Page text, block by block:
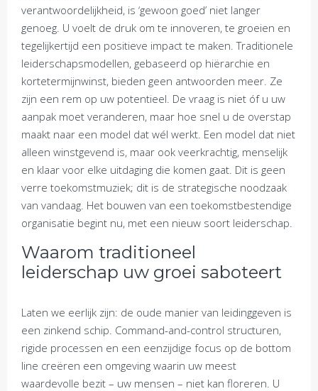
verantwoordelijkheid, is ‘gewoon goed’ niet langer
genoeg. U voelt de druk om te innoveren, te groeien en
tegelijkertijd een positieve impact te maken. Traditionele
leiderschapsmodellen, gebaseerd op hiërarchie en
kortetermijnwinst, bieden geen antwoorden meer. Ze
zijn een rem op uw potentieel. De vraag is niet óf u uw
aanpak moet veranderen, maar hoe snel u de overstap
maakt naar een model dat wél werkt. Een model dat niet
alleen winstgevend is, maar ook veerkrachtig, menselijk
en klaar voor elke uitdaging die komen gaat. Dit is geen
verre toekomstmuziek; dit is de strategische noodzaak
van vandaag. Het bouwen van een toekomstbestendige
organisatie begint nu, met een nieuw soort leiderschap.
Waarom traditioneel
leiderschap uw groei saboteert
Laten we eerlijk zijn: de oude manier van leidinggeven is
een zinkend schip. Command-and-control structuren,
rigide processen en een eenzijdige focus op de bottom
line creëren een omgeving waarin uw meest
waardevolle bezit – uw mensen – niet kan floreren. U